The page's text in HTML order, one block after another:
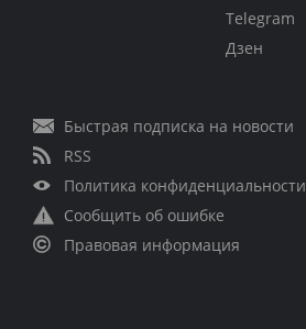
Telegram
Дзен
Быстрая подписка на новости
RSS
Политика конфиденциальности
Сообщить об ошибке
Правовая информация